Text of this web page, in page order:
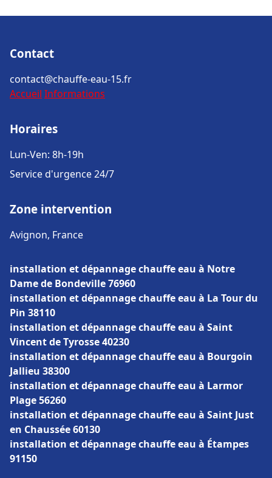
Contact
contact@chauffe-eau-15.fr
Accueil Informations
Horaires
Lun-Ven: 8h-19h
Service d'urgence 24/7
Zone intervention
Avignon, France
installation et dépannage chauffe eau à Notre
Dame de Bondeville 76960
installation et dépannage chauffe eau à La Tour du
Pin 38110
installation et dépannage chauffe eau à Saint
Vincent de Tyrosse 40230
installation et dépannage chauffe eau à Bourgoin
Jallieu 38300
installation et dépannage chauffe eau à Larmor
Plage 56260
installation et dépannage chauffe eau à Saint Just
en Chaussée 60130
installation et dépannage chauffe eau à Étampes
91150